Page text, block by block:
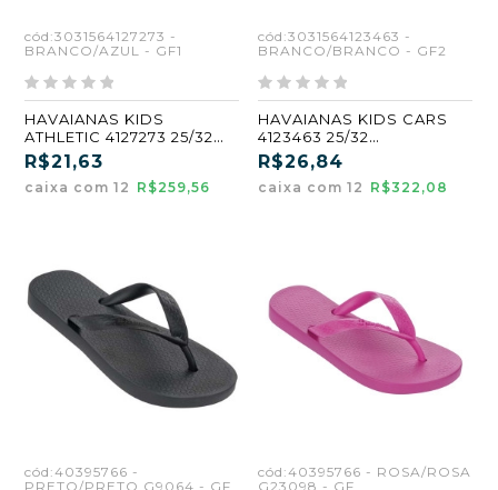
cód:3031564127273 -
BRANCO/AZUL - GF1
HAVAIANAS KIDS
ATHLETIC 4127273 25/32
BRANCO/AZUL (GF1)
R$21,63
caixa com 12 R$259,56
cód:3031564123463 -
BRANCO/BRANCO - GF2
HAVAIANAS KIDS CARS
4123463 25/32
BRANCO/BRANCO (GF2)
R$26,84
caixa com 12 R$322,08
cód:40395766 -
PRETO/PRETO G9064 - GF
cód:40395766 - ROSA/ROSA
G23098 - GF